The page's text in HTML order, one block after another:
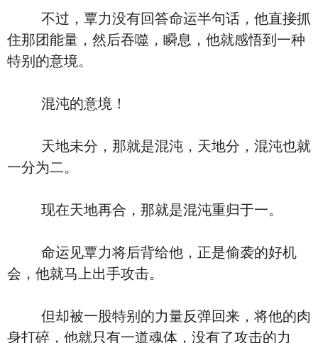
不过，覃力没有回答命运半句话，他直接抓
住那团能量，然后吞噬，瞬息，他就感悟到一种
特别的意境。
混沌的意境！
天地未分，那就是混沌，天地分，混沌也就
一分为二。
现在天地再合，那就是混沌重归于一。
命运见覃力将后背给他，正是偷袭的好机
会，他就马上出手攻击。
但却被一股特别的力量反弹回来，将他的肉
身打碎，他就只有一道魂体，没有了攻击的力